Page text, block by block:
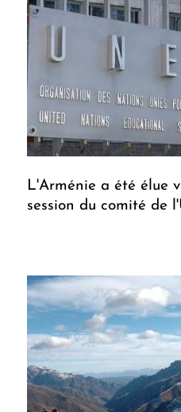
L'Arménie a été élue
session du comité de